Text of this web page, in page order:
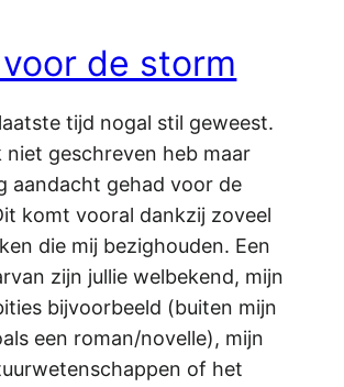
de storm
tijd nogal stil geweest.
niet geschreven heb maar
aandacht gehad voor de
komt vooral dankzij zoveel
die mij bezighouden. Een
zijn jullie welbekend, mijn
bijvoorbeeld (buiten mijn
een roman/novelle), mijn
of het